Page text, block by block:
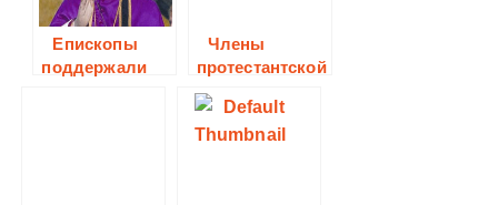
Епископы
поддержали
Члены
протестантской
церкви на
Украине
организовали